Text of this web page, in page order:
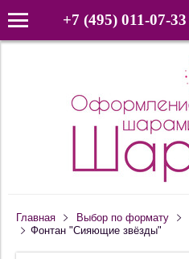
+7 (495) 011-07-33
Главная Выбор по формату
Фонтан "Сияющие звёзды"